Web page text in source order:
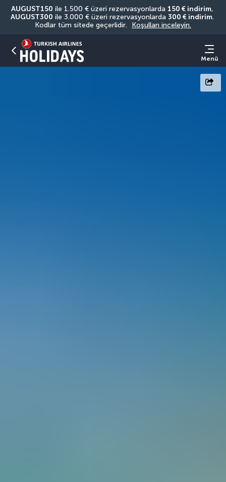
AUGUST150 ile 1.500 € üzeri rezervasyonlarda 150 € indirim
AUGUST300 ile 3.000 € üzeri rezervasyonlarda 300 € indirim.
Kodlar tüm sitede geçerlidir.
Koşulları inceleyin.
Menü